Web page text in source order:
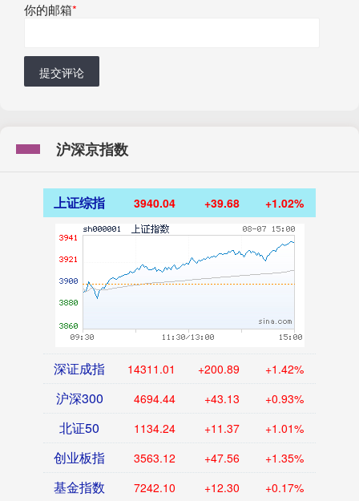
你的邮箱*
提交评论
沪深京指数
上证综指 3940.04 +39.68 +1.02%
深证成指 14311.01 +200.89 +1.42%
沪深300 4694.44 +43.13 +0.93%
北证50 1134.24 +11.37 +1.01%
创业板指 3563.12 +47.56 +1.35%
基金指数 7242.10 +12.30 +0.17%